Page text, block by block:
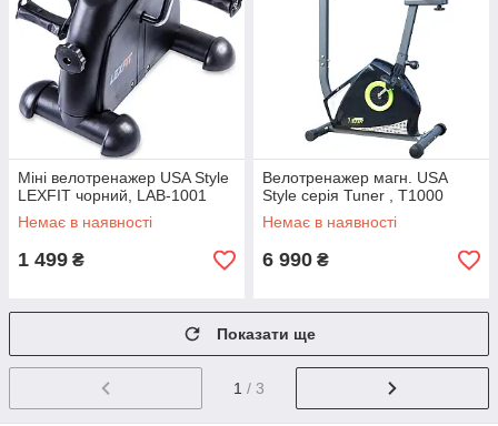
Міні велотренажер USA Style
LEXFIT чорний, LAB-1001
Немає в наявності
1 499 ₴
Велотренажер магн. USA
Style серія Tuner , T1000
Немає в наявності
6 990 ₴
Показати ще
1 / 3